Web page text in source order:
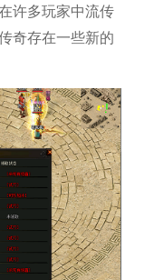
许多玩家中流传
奇存在一些新的